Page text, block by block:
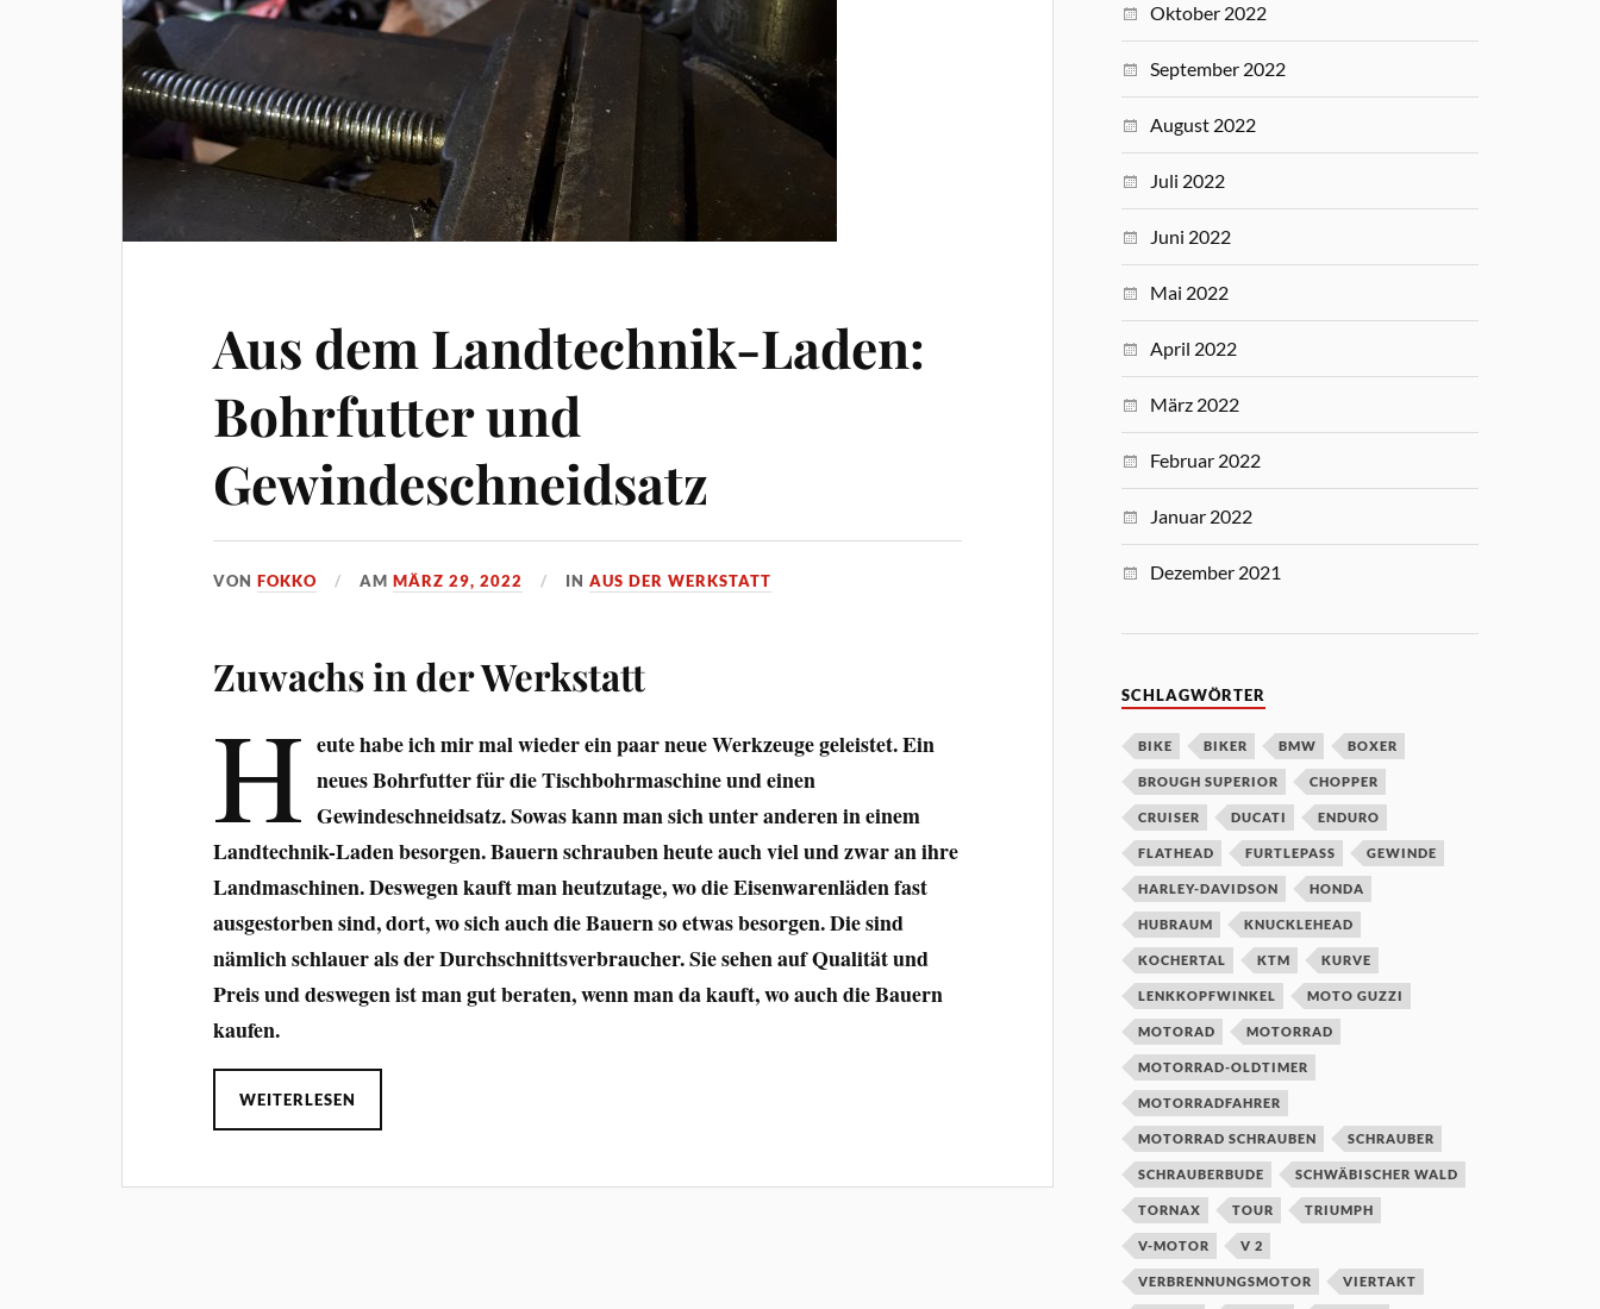
Aus dem Landtechnik-Laden:
Bohrfutter und
Gewindeschneidsatz
VONFOKKO AMMÄRZ 29, 2022 INAUS DER WERKSTATT
Zuwachs in der Werkstatt
H eute habe ich mir mal wieder ein paar neue Werkzeuge geleistet. Ein
neues Bohrfutter für die Tischbohrmaschine und einen
Gewindeschneidsatz. Sowas kann man sich unter anderen in einem
Landtechnik-Laden besorgen. Bauern schrauben heute auch viel und zwar an ihre
Landmaschinen. Deswegen kauft man heutzutage, wo die Eisenwarenläden fast
ausgestorben sind, dort, wo sich auch die Bauern so etwas besorgen. Die sind
nämlich schlauer als der Durchschnittsverbraucher. Sie sehen auf Qualität und
Preis und deswegen ist man gut beraten, wenn man da kauft, wo auch die Bauern
kaufen.
WEITERLESEN
Oktober 2022
September 2022
August 2022
Juli 2022
Juni 2022
Mai 2022
April 2022
März 2022
Februar 2022
Januar 2022
Dezember 2021
SCHLAGWÖRTER
BIKE BIKER BMW BOXER
BROUGH SUPERIOR CHOPPER
CRUISER DUCATI ENDURO
FLATHEAD FURTLEPASS GEWINDE
HARLEY-DAVIDSON HONDA
HUBRAUM KNUCKLEHEAD
KOCHERTAL KTM KURVE
LENKKOPFWINKEL MOTO GUZZI
MOTORAD MOTORRAD
MOTORRAD-OLDTIMER
MOTORRADFAHRER
MOTORRAD SCHRAUBEN SCHRAUBER
SCHRAUBERBUDE SCHWÄBISCHER WALD
TORNAX TOUR TRIUMPH
V-MOTOR V 2
VERBRENNUNGSMOTOR VIERTAKT